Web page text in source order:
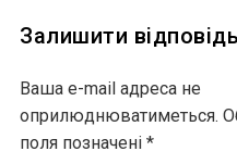
Залишити відповідь
Ваша e-mail адреса не
оприлюднюватиметься.
поля позначені *